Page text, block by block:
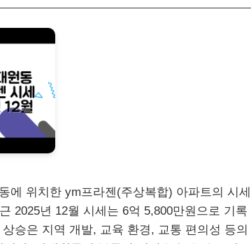
에 위치한 ym프라젠(주상복합) 아파트의 시세
2025년 12월 시세는 6억 5,800만원으로 기록
승은 지역 개발, 교육 환경, 교통 편의성 등의